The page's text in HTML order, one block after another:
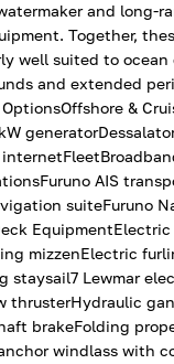
and long-
Together,
well suited to ocean
and extended
&
AIS
suiteFuruno
mizzenElectric
staysail7 Lewmar
thrusterHydraulic
brakeFolding
windlass with